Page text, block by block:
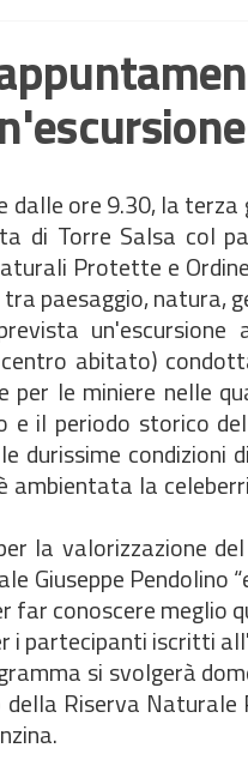
ore 9.30, la
di Torre Salsa col
Protette e
paesaggio, natura,
abitato)
le miniere nelle
e il periodo storico
durissime condizioni
la
la valorizzazione
Giuseppe Pendolino
far conoscere meglio
iscritti
si svolgerà
Riserva